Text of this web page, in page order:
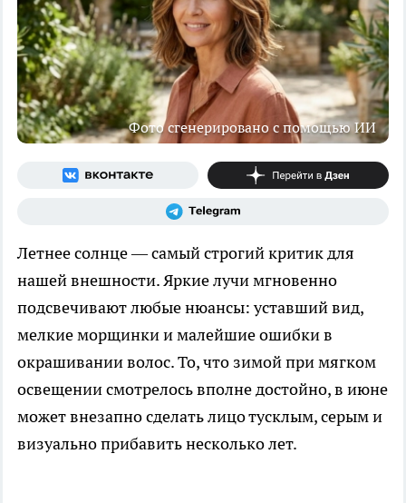
Фото сгенерировано с помощью ИИ
Летнее солнце — самый строгий критик для
нашей внешности. Яркие лучи мгновенно
подсвечивают любые нюансы: уставший вид,
мелкие морщинки и малейшие ошибки в
окрашивании волос. То, что зимой при мягком
освещении смотрелось вполне достойно, в июне
может внезапно сделать лицо тусклым, серым и
визуально прибавить несколько лет.